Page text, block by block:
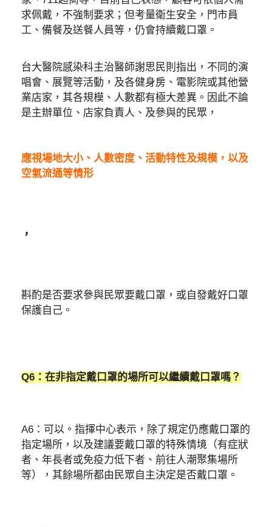
求佩戴，不強制要求；但考量衛生安全，門市員
工、備餐及送餐人員等，仍會持續戴口罩。
台大醫院感染科主治醫師謝思民則指出，不同的演
唱會、展覽等活動，及各健身房、電影院或其他營
業店家，其各規模、人數都有極大差異。因此不論
是主辦單位、店家負責人、及參與的民眾，
應視場地大小、人數密度、活動特性及規模，以及
空氣流通等情形
，
斟酌是否要求參與民眾要戴口罩，或自發戴好口罩
保護自己。
Q6：在非指定戴口罩的場所可以繼續戴口罩嗎？
A6：可以。指揮中心表示，除了規定仍應戴口罩的
指定場所，以及建議要戴口罩的特殊情境（有症狀
者、年長者或免疫力低下者、前往人潮聚集場所
等），其餘場所都由民眾自主決定是否戴口罩。